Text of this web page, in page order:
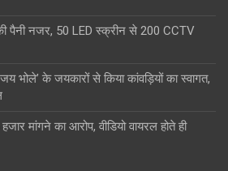
पैनी नजर, 50 LED स्क्रीन से 200 CCTV
भोले’ के जयकारों से किया कांवड़ियों का स्वागत,
मांगने का आरोप, वीडियो वायरल होते ही